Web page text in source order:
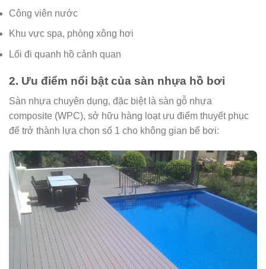
Công viên nước
Khu vực spa, phòng xông hơi
Lối đi quanh hồ cảnh quan
2. Ưu điểm nổi bật của sàn nhựa hồ bơi
Sàn nhựa chuyên dụng, đặc biệt là sàn gỗ nhựa
composite (WPC), sở hữu hàng loạt ưu điểm thuyết phục
để trở thành lựa chọn số 1 cho không gian bể bơi: